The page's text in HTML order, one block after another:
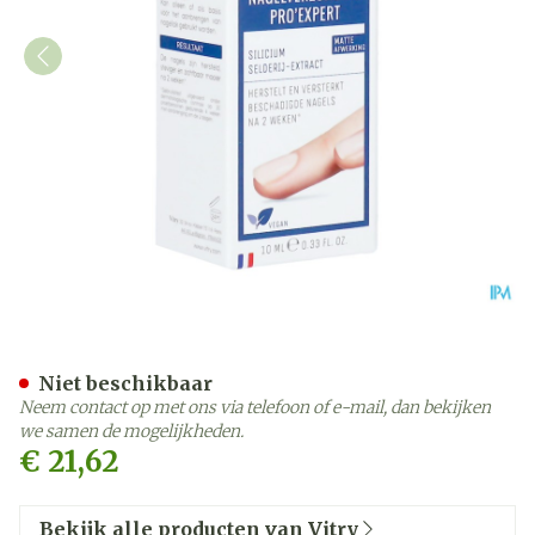
€ 21,62
Niet beschikbaar
Neem contact op met ons via telefoon of e-mail, dan bekijken
we samen de mogelijkheden.
Bekijk alle producten van Vitry